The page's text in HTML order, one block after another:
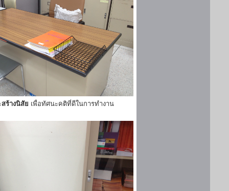
สร้างนิสัย เพื่อทัศนะคติที่ดีในการทำงาน